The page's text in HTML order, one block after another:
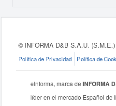
© INFORMA D&B S.A.U. (S.M.E.)
Política de Privacidad
Política de
eInforma, marca deINFORMA
líder en el mercado Español de